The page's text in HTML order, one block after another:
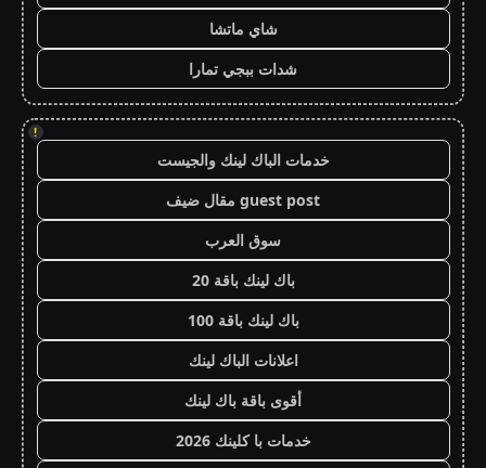
شاي ماتشا
شدات ببجي تمارا
!
خدمات الباك لينك والجيست
guest post مقال ضيف
سوق العرب
باك لينك باقة 20
باك لينك باقة 100
اعلانات الباك لينك
أقوى باقة باك لينك
خدمات با كلينك 2026